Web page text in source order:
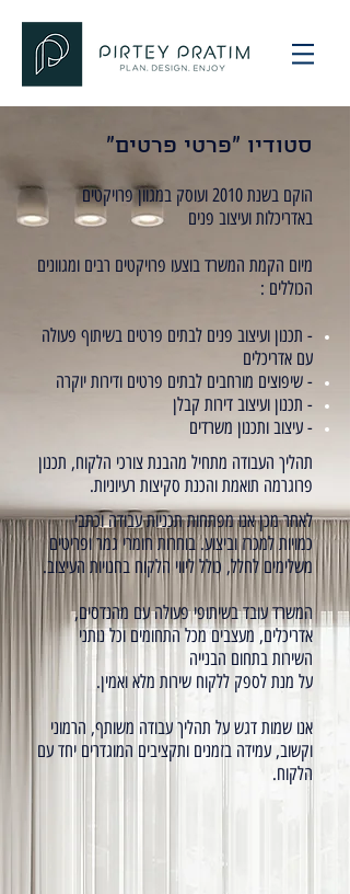
סטודיו "פרטי פרטים"
הוקם בשנת 2010 ועוסק במגוון פרויקטים
באדריכלות ועיצוב פנים
מיום הקמת המשרד בוצעו פרויקטים רבים ומגוונים
הכוללים :
- תכנון ועיצוב פנים לבתים פרטים בשיתוף פעולה
עם אדריכלים
- שיפוצים מורחבים לבתים פרטים ודירות יוקרה
- תכנון ועיצוב דירות קבלן
- עיצוב ותכנון משרדים
תהליך העבודה מתחיל מהבנת צורכי הלקוח, תכנון
פרוגרמה תואמת והכנת סקיצות רעיוניות.
לאחר מכן אנו מפתחות תכניות עבודה וכתבי
כמויות למכרז וביצוע. בוחרות חומרי גמר ופריטים
משלימים לחלל, כולל ליווי הלקוח בחנויות העיצוב.
המשרד עובד בשיתופי פעולה עם מהנדסים,
אדריכלים, מעצבים מכל התחומים וכל נותני
השירות בתחום הבנייה
על מנת לספק ללקוח שירות מלא ואמין.
אנו שמות דגש על תהליך עבודה משותף, הרמוני
וקשוב, עמידה בזמנים ותקציבים המוגדרים יחד עם
הלקוח.